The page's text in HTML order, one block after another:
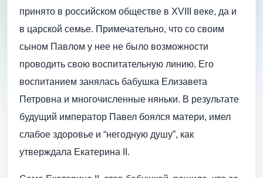
принято в российском обществе в XVIII веке, да и
в царской семье. Примечательно, что со своим
сыном Павлом у нее не было возможности
проводить свою воспитательную линию. Его
воспитанием занялась бабушка Елизавета
Петровна и многочисленные няньки. В результате
будущий император Павел боялся матери, имел
слабое здоровье и “негодную душу”, как
утверждала Екатерина II.